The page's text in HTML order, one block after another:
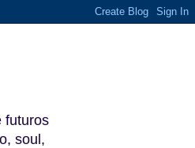
futuros
soul,